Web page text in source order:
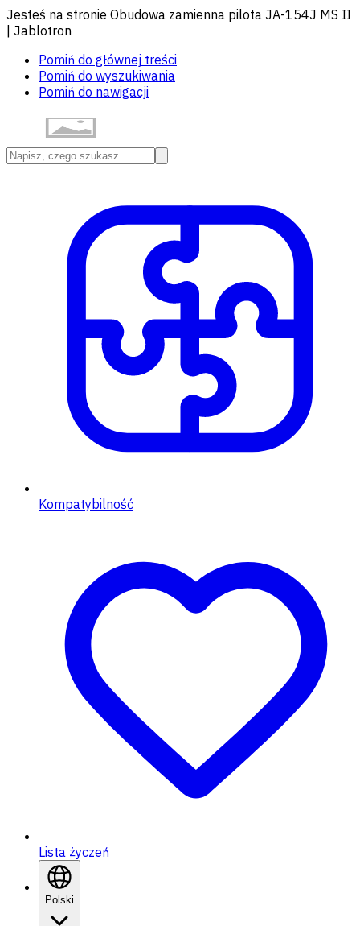
Jesteś na stronie Obudowa zamienna pilota JA-154J MS II
| Jablotron
Pomiń do głównej treści
Pomiń do wyszukiwania
Pomiń do nawigacji
Kompatybilność
Lista życzeń
Polski